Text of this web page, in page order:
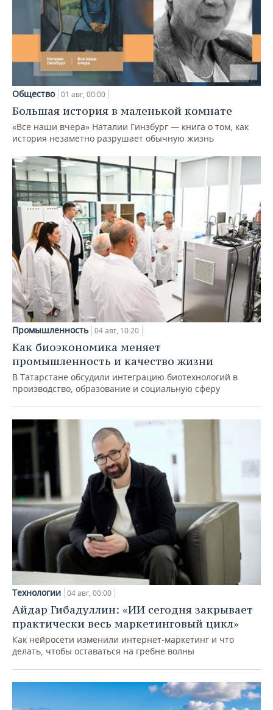
Общество 01 авг, 00:00
Большая история в маленькой комнате
«Все наши вчера» Наталии Гинзбург — книга о том, как
история незаметно разрушает обычную жизнь
Промышленность 04 авг, 10:20
Как биоэкономика меняет
промышленность и качество жизни
В Татарстане обсудили интеграцию биотехнологий в
производство, образование и социальную сферу
Технологии 04 авг, 00:00
Айдар Гибадуллин: «ИИ сегодня закрывает
практически весь маркетинговый цикл»
Как нейросети изменили интернет-маркетинг и что
делать, чтобы оставаться на гребне волны